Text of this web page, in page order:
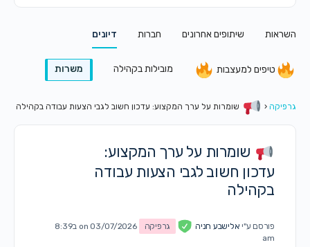
השראות שיתופים אחרונים חברות דיונים
טיפים למעצבות מובילות בקהילה משרות
גרפיקה ‹ שומרות על ערך המקצוע: עדכון חשוב לגבי הצעות עבודה בקהילה
שומרות על ערך המקצוע:
עדכון חשוב לגבי הצעות עבודה
בקהילה
פורסם ע"י אלישבע חניה גרפיקה
on 03/07/2026 ב8:39
am